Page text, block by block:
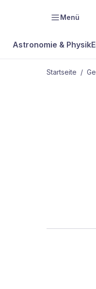
Menü
Astronomie & Physik
Startseite /